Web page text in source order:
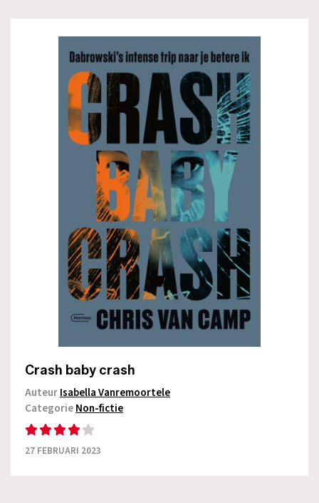
Crash baby crash
AuteurIsabella Vanremoortele
CategorieNon-fictie
27 FEBRUARI 2023